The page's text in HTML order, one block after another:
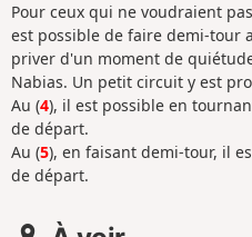
Pour ceux qui ne voudraient
est possible de faire demi-tour
priver d'un moment de
Nabias. Un petit circuit y est
Au (4), il est possible en
de départ.
Au (5), en faisant demi-tour, il
de départ.